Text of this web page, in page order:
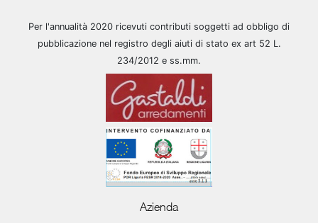
Per l'annualità 2020 ricevuti contributi soggetti ad obbligo di
pubblicazione nel registro degli aiuti di stato ex art 52 L.
234/2012 e ss.mm.
Azienda